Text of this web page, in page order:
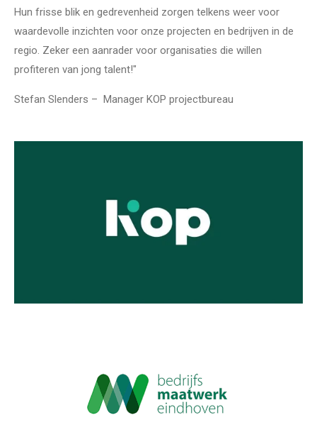
Hun frisse blik en gedrevenheid zorgen telkens weer voor
waardevolle inzichten voor onze projecten en bedrijven in de
regio. Zeker een aanrader voor organisaties die willen
profiteren van jong talent!"
Stefan Slenders – Manager KOP projectbureau